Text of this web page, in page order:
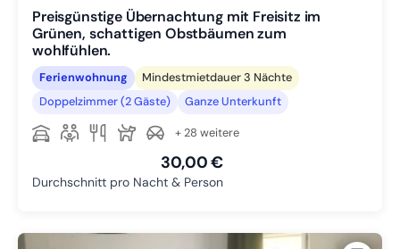
Preisgünstige Übernachtung mit Freisitz im
Grünen, schattigen Obstbäumen zum
wohlfühlen.
Ferienwohnung
Mindestmietdauer 3 Nächte
Doppelzimmer (2 Gäste)
Ganze Unterkunft
+ 28 weitere
30,00 €
Durchschnitt pro Nacht & Person